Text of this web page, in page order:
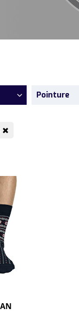
Pointure